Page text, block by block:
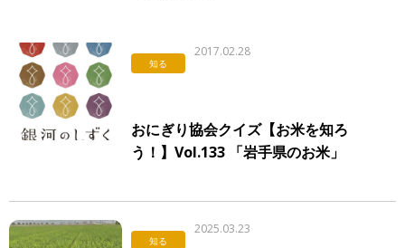
知る
2017.02.28
おにぎり協会クイズ【お米を知ろ
う！】Vol.133 「岩手県のお米」
知る
2025.03.23